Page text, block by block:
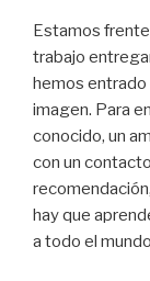
Estamos frente
trabajo
hemos entrado
imagen. Para
conocido, un
con un
hay que
a todo el